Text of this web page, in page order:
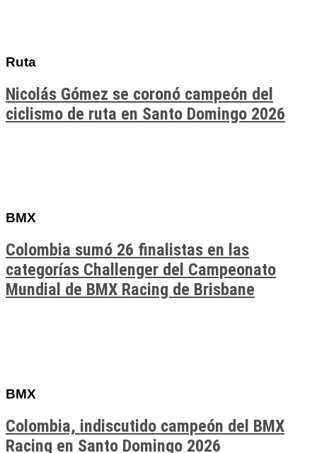
Ruta
Nicolás Gómez se coronó campeón del
ciclismo de ruta en Santo Domingo 2026
BMX
Colombia sumó 26 finalistas en las
categorías Challenger del Campeonato
Mundial de BMX Racing de Brisbane
BMX
Colombia, indiscutido campeón del BMX
Racing en Santo Domingo 2026